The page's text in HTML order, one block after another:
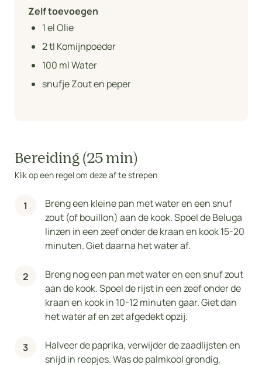
Zelf toevoegen
1el Olie
2tl Komijnpoeder
100 ml Water
snufje Zout en peper
Bereiding (25 min)
Klik op een regel om deze af te strepen
Breng een kleine pan met water en een snuf
zout (of bouillon) aan de kook. Spoel de Beluga
linzen in een zeef onder de kraan en kook 15-20
minuten. Giet daarna het water af.
Breng nog een pan met water en een snuf zout
aan de kook. Spoel de rijst in een zeef onder de
kraan en kook in 10-12 minuten gaar. Giet dan
het water af en zet afgedekt opzij.
Halveer de paprika, verwijder de zaadlijsten en
snijd in reepjes. Was de palmkool grondig,